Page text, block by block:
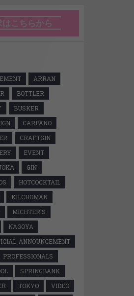
こちらから
ARRAN
BOTTLER
BUSKER
CARPANO
CRAFTGIN
EVENT
GIN
HOTCOCKTAIL
KILCHOMAN
MICHTER'S
NAGOYA
ANNOUNCEMENT
PROFESSIONALS
SPRINGBANK
TOKYO
VIDEO